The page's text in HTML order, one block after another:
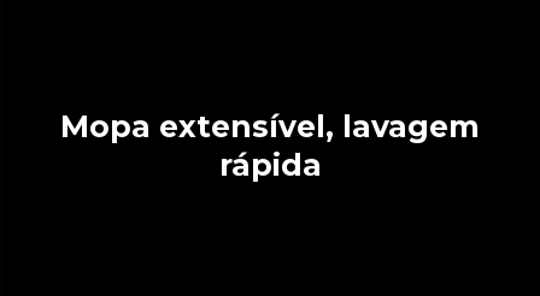
Mopa extensível, lavagem
rápida